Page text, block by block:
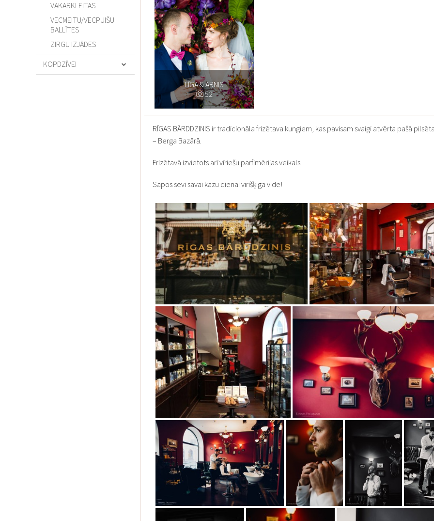
VAKARKLEITAS
VECMEITU/VECPUIŠU
BALLĪTES
ZIRGU IZJĀDES
KOPDZĪVEI
LĪGA & ARNIS
52
RĪGAS BĀRDDZINIS ir tradicionāla frizētava kungiem, kas pavisam svaigi atvērta pašā
– Berga Bazārā.
Frizētavā izvietots arī vīriešu parfimērijas veikals.
Sapos sevi savai kāzu dienai vīrišķīgā vidē!